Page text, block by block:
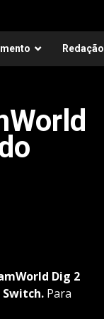
Redação
Dig 2
Para